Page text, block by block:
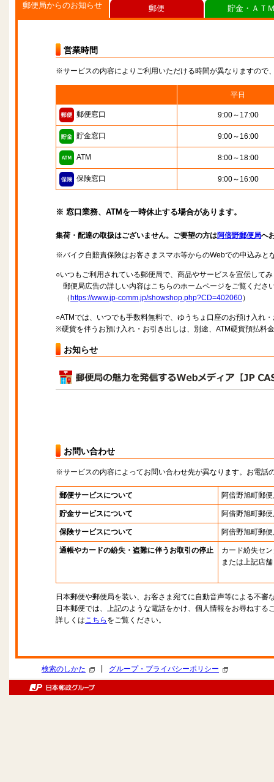
郵便局からのお知らせ
営業時間
※サービスの内容によりご利用いただける時間が異なりますので
平日
郵便窓口 9:00～17:00
貯金窓口 9:00～16:00
ATM 8:00～18:00
保険窓口 9:00～16:00
※ 窓口業務、ATMを一時休止する場合があります。
集荷・配達の取扱はございません。ご要望の方は阿倍野郵便局へ
※バイク自賠責保険はお客さまスマホ等からのWebでの申込みと
○いつもご利用されている郵便局で、商品やサービスを宣伝して
郵便局広告の詳しい内容はこちらのホームページをご覧くださ
（ https://www.jp-comm.jp/showshop.php?CD=402060）
○ATMでは、いつでも手数料無料で、ゆうちょ口座のお預け入れ
※硬貨を伴うお預け入れ・お引き出しは、別途、ATM硬貨預払料
お知らせ
お問い合わせ
※サービスの内容によってお問い合わせ先が異なります。お電話
郵便サービスについて 阿倍野旭町郵
貯金サービスについて 阿倍野旭町郵
保険サービスについて 阿倍野旭町郵
通帳やカードの紛失・盗難に伴うお取引の停止
カード紛失セ
または上記店舗
日本郵便や郵便局を装い、お客さま宛てに自動音声等による不審
日本郵便では、上記のような電話をかけ、個人情報をお尋ねする
詳しくはこちら をご覧ください。
郵便 貯金・ＡＴ
検索のしかた グループ・プライバシーポリシー